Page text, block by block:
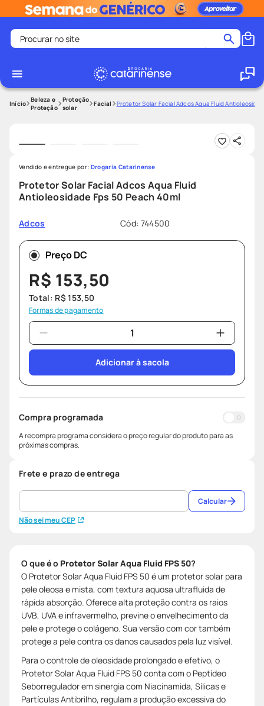
Procurar no site
1
2 º
medley
7º
ozivy
10
º teste gravidez
Beleza e
Proteção
Proteção
solar
Facial Protetor Solar Facial Adcos Aqua Fluid
Protetor Solar Facial Adcos Aqua Fluid
Antioleosidade Fps 50 Peach 40ml
Adcos Cód: 744500
Vendido e entregue por: Drogaria Catarinense
Preço DC
R$ 153,50
Total: R$ 153,50
Formas de pagamento
Adicionar à sacola
Compra programada
A recompra programa considera o preço regular do produto para as
próximas compras.
Frete e prazo de entrega
Não sei meu CEP
Calcular
O que é o Protetor Solar Aqua Fluid FPS 50?
O Protetor Solar Aqua Fluid FPS 50 é um protetor solar para
pele oleosa e mista, com textura aquosa ultrafluida de
rápida absorção. Oferece alta proteção contra os raios
UVB, UVA e infravermelho, previne o envelhecimento da
pele e protege o colágeno. Sua versão com cor também
protege a pele contra os danos causados pela luz visível.
Para o controle de oleosidade prolongado e efetivo, o
Protetor Solar Aqua Fluid FPS 50 conta com o Peptídeo
Seborregulador em sinergia com Niacinamida, Sílicas e
Partículas Antibrilho, regulam a produção excessiva do